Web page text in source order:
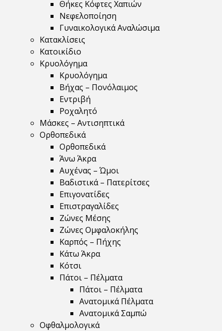
Θήκες Κόφτες Χαπιών
Νεφελοποίηση
Γυναικολογικά Αναλώσιμα
Κατακλίσεις
Κατοικίδιο
Κρυολόγημα
Κρυολόγημα
Βήχας – Πονόλαιμος
Εντριβή
Ροχαλητό
Μάσκες – Αντισηπτικά
Ορθοπεδικά
Ορθοπεδικά
Άνω Άκρα
Αυχένας – Ώμοι
Βαδιστικά – Πατερίτσες
Επιγονατίδες
Επιστραγαλίδες
Ζώνες Μέσης
Ζώνες Ομφαλοκήλης
Καρπός – Πήχης
Κάτω Άκρα
Κότσι
Πάτοι – Πέλματα
Πάτοι – Πέλματα
Ανατομικά Πέλματα
Ανατομικά Σαμπώ
Οφθαλμολογικά